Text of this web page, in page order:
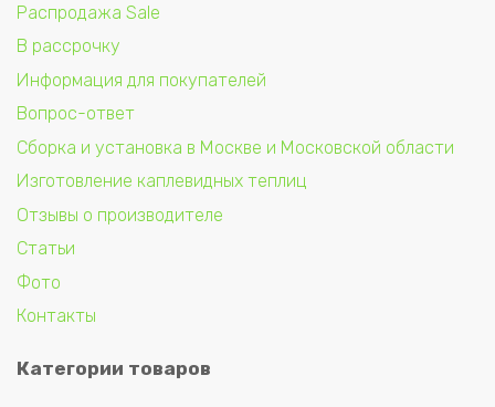
Распродажа Sale
В рассрочку
Информация для покупателей
Вопрос-ответ
Сборка и установка в Москве и Московской области
Изготовление каплевидных теплиц
Отзывы о производителе
Статьи
Фото
Контакты
Категории товаров